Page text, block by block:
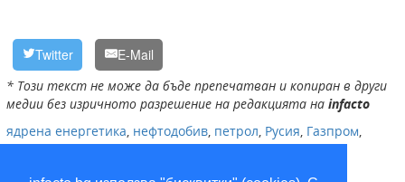
Twitter E-Mail
* Този текст не може да бъде препечатван и копиран в други
медии без изричното разрешение на редакцията на infacto
ядрена енергетика, нефтодобив, петрол, Русия, Газпром,
природен газ